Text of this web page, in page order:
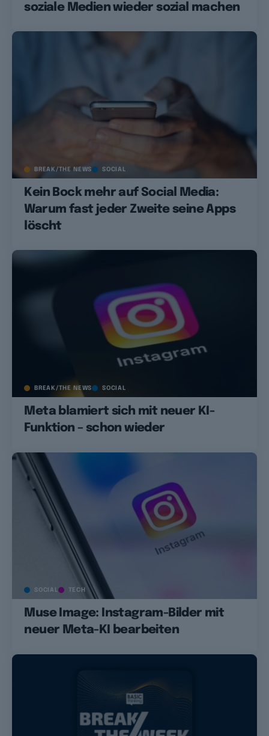
soziale Medien wieder sozial machen
BREAK/THE NEWS SOCIAL
Kein Bock mehr auf Social Media:
Warum fast jeder Zweite seine Apps
löscht
BREAK/THE NEWS SOCIAL
Meta blamiert sich mit neuer KI-
Funktion – schon wieder
SOCIAL TECH
Muse Image: Instagram-Bilder mit
neuer Meta-KI bearbeiten